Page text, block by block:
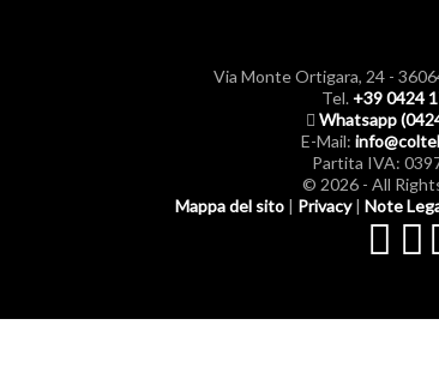
Via Monte Ortigara, 24 -
Tel. +39 0424
Whatsapp
E-Mail:
Partita IVA:
© 2026 - All
Mappa del sito| Privacy| Note